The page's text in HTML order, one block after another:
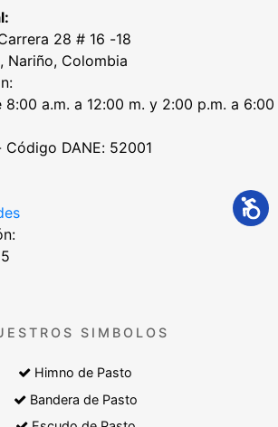
28 # 16 -18
Nariño, Colombia
8:00 a.m. a 12:00 m. y 2:00 p.m. a 6:00
DANE: 52001
SIMBOLOS
Himno de Pasto
Bandera de Pasto